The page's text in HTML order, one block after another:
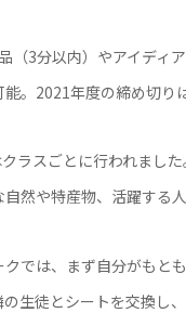
3分以内）やアイディ
。2021年度の締め切り
ラスごとに行われまし
然や特産物、活躍する
クでは、まず自分がもと
生徒とシートを交換し